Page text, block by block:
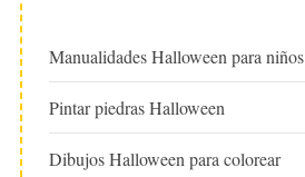
Manualidades Halloween para niños
Pintar piedras Halloween
Dibujos Halloween para colorear